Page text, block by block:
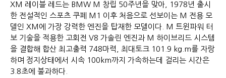
XM 레이블 레드는 BMW M 창립 50주년을 맞아, 1978년 출시
한 전설적인 스포츠 쿠페 M1 이후 처음으로 선보이는 M 전용 모
델인 XM에 가장 강력한 엔진을 탑재한 모델이다. M 트윈파워 터
보 기술을 적용한 고회전 V8 가솔린 엔진과 M 하이브리드 시스템
을 결합해 합산 최고출력 748마력, 최대토크 101.9 kg.m를 자랑
하며 정지상태에서 시속 100km까지 가속하는데 걸리는 시간은
3.8초에 불과하다.